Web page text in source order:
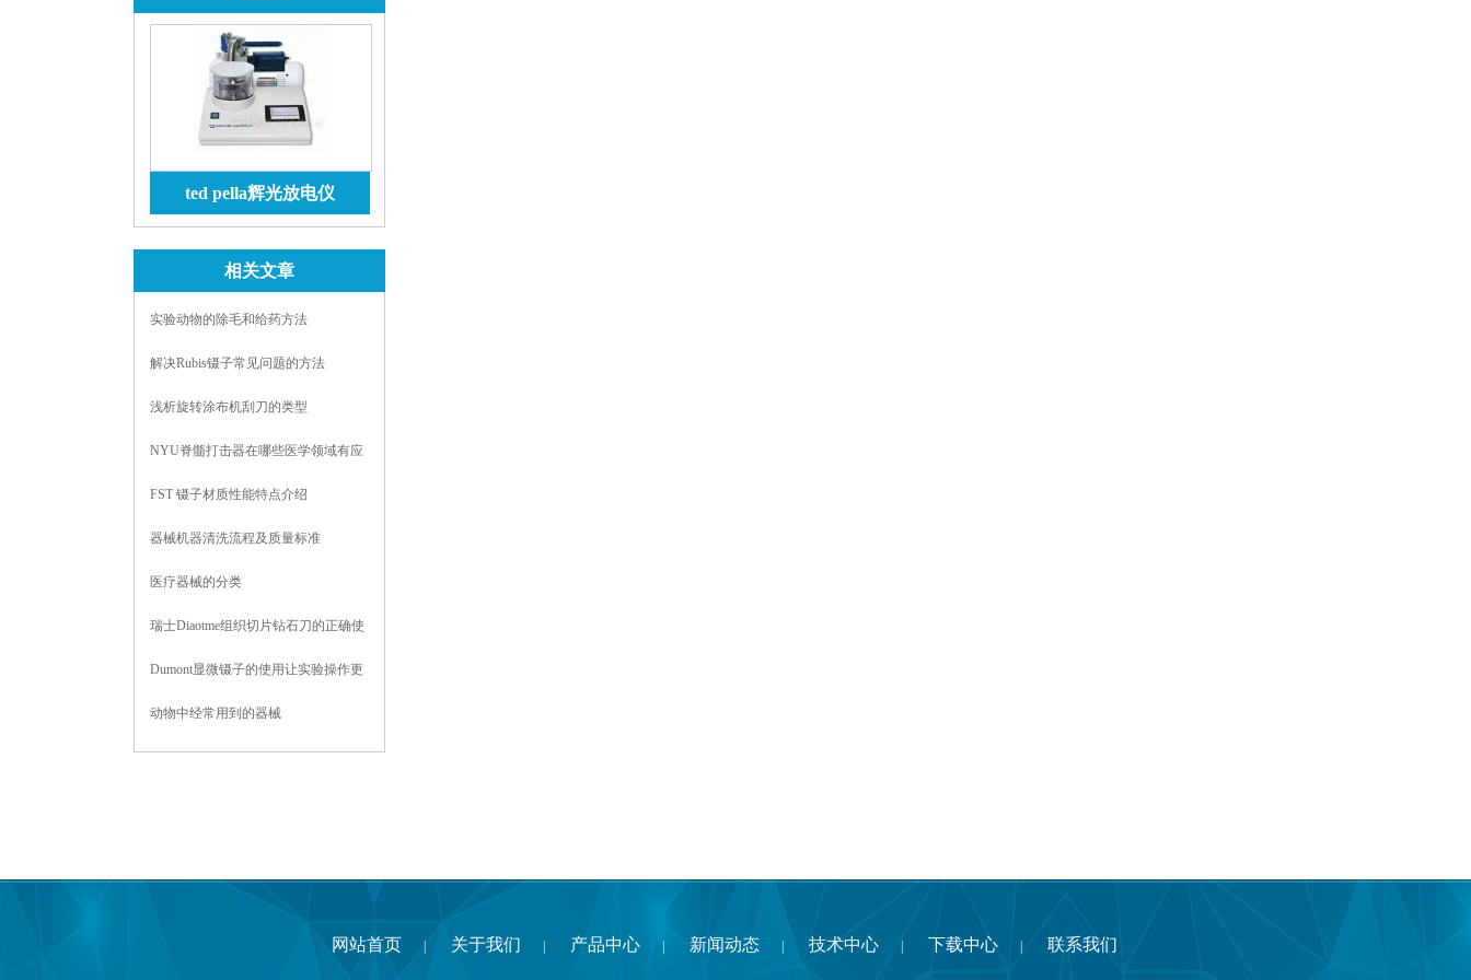
ted pella辉光放电仪
相关文章
实验动物的除毛和给药方法
解决Rubis镊子常见问题的方法
浅析旋转涂布机刮刀的类型
NYU脊髓打击器在哪些医学领域有应
FST 镊子材质性能特点介绍
器械机器清洗流程及质量标准
医疗器械的分类
瑞士Diaotme组织切片钻石刀的正确使
Dumont显微镊子的使用让实验操作更
动物中经常用到的器械
网站首页 关于我们 产品中心 新闻动态 技术中心 下载中心 联系我们